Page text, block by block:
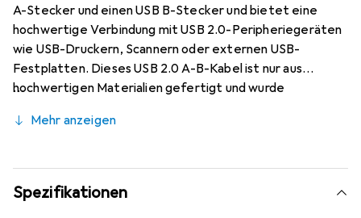
A-Stecker und einen USB B-Stecker und bietet eine
hochwertige Verbindung mit USB 2.0-Peripheriegeräten
wie USB-Druckern, Scannern oder externen USB-
Festplatten. Dieses USB 2.0 A-B-Kabel ist nur aus
hochwertigen Materialien gefertigt und wurde
lebenslanger Garantie.
Mehr anzeigen
Spezifikationen